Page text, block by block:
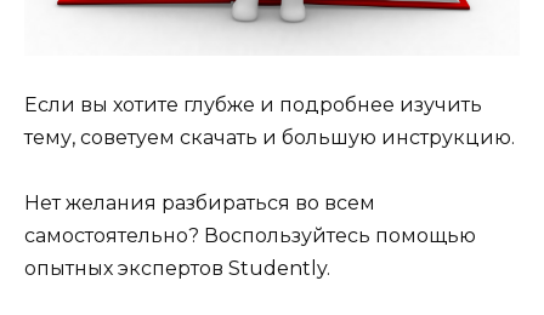
Если вы хотите глубже и подробнее изучить
тему, советуем скачать и большую инструкцию.
Нет желания разбираться во всем
самостоятельно? Воспользуйтесь помощью
опытных экспертов Studently.